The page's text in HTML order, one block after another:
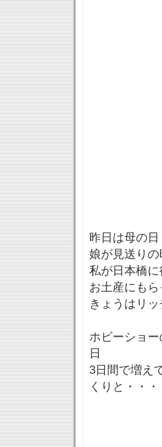
昨日は母の日
娘が見送り
私が日本橋
お土産にも
きょうはリ
ホビーショ
日
3日間で増え
くりと・・・